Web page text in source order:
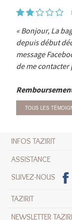
Bonjour, La
depuis début
message
de me
TOUS LES
INFOS TAZIRIT
ASSISTANCE
SUIVEZ-NOUS
TAZIRIT
NEWSLETTER